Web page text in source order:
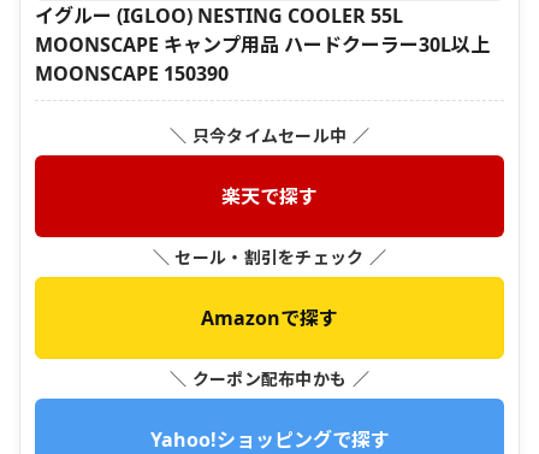
イグルー (IGLOO) NESTING COOLER 55L
MOONSCAPE キャンプ用品 ハードクーラー30L以上
MOONSCAPE 150390
＼ 只今タイムセール中 ／
楽天で探す
＼ セール・割引をチェック ／
Amazonで探す
＼ クーポン配布中かも ／
Yahoo!ショッピングで探す